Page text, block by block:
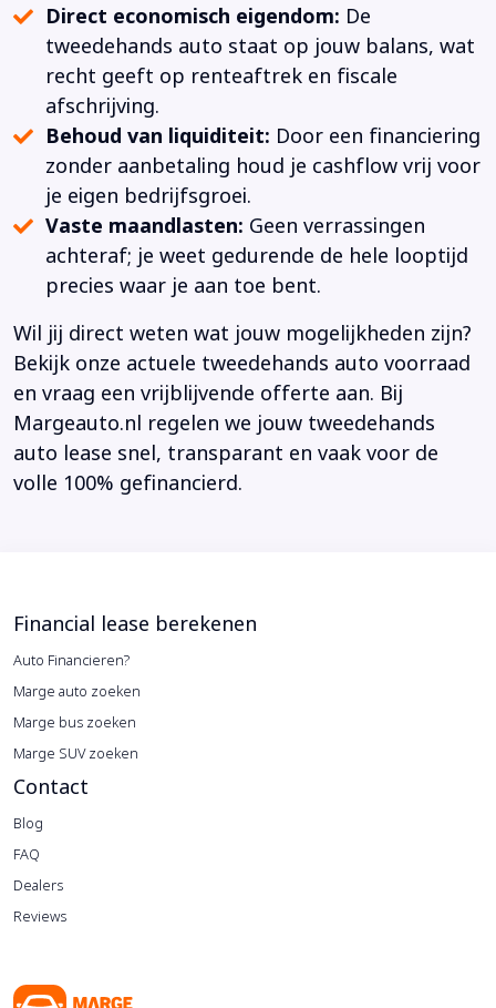
Direct economisch eigendom: De
tweedehands auto staat op jouw balans, wat
recht geeft op renteaftrek en fiscale
afschrijving.
Behoud van liquiditeit: Door een financiering
zonder aanbetaling houd je cashflow vrij voor
je eigen bedrijfsgroei.
Vaste maandlasten: Geen verrassingen
achteraf; je weet gedurende de hele looptijd
precies waar je aan toe bent.
Wil jij direct weten wat jouw mogelijkheden zijn?
Bekijk onze actuele tweedehands auto voorraad
en vraag een vrijblijvende offerte aan. Bij
Margeauto.nl regelen we jouw tweedehands
auto lease snel, transparant en vaak voor de
volle 100% gefinancierd.
Financial lease berekenen
Auto Financieren?
Marge auto zoeken
Marge bus zoeken
Marge SUV zoeken
Contact
Blog
FAQ
Dealers
Reviews